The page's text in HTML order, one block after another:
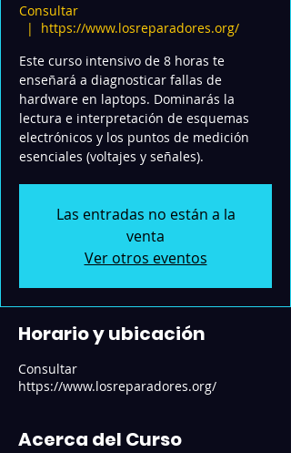
Consultar
  |
https://www.losreparadores.org/
Este curso intensivo de 8 horas te
enseñará a diagnosticar fallas de
hardware en laptops. Dominarás la
lectura e interpretación de esquemas
electrónicos y los puntos de medición
esenciales (voltajes y señales).
Las entradas no están a la
venta
Ver otros eventos
Horario y ubicación
Consultar
https://www.losreparadores.org/
Acerca del Curso